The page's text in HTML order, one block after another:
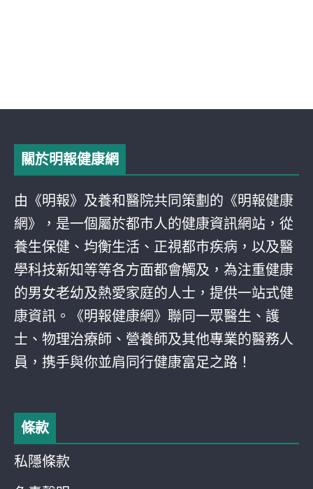
關於明報健康網
由《明報》及養和醫院共同策劃的《明報健康
網》，是一個屬於都巿人的健康資訊網站，從
養生保健、均衡生活、正視都巿疾病，以及醫
學科技新知等等各方面都會觸及，為注重健康
的男女老幼及熱愛家庭的人士，提供一站式健
康資訊。《明報健康網》聯同一眾醫生、護
士、物理治療師、營養師及其他專業的醫務人
員，携手與你並肩同行健康富足之路！
條款
私隱條款